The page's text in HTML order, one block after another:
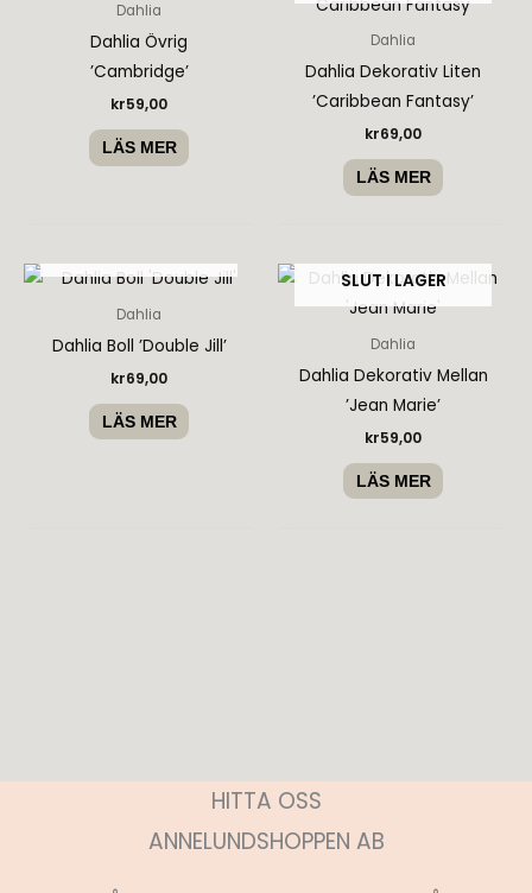
Dahlia
Dahlia Övrig
’Cambridge’
kr59,00
LÄS MER
Dahlia
Dahlia Dekorativ Liten
’Caribbean Fantasy’
kr69,00
LÄS MER
Dahlia
Dahlia Boll ’Double Jill’
kr69,00
LÄS MER
SLUT I LAGER
Dahlia
Dahlia Dekorativ Mellan
’Jean Marie’
kr59,00
LÄS MER
HITTA OSS
ANNELUNDSHOPPEN AB